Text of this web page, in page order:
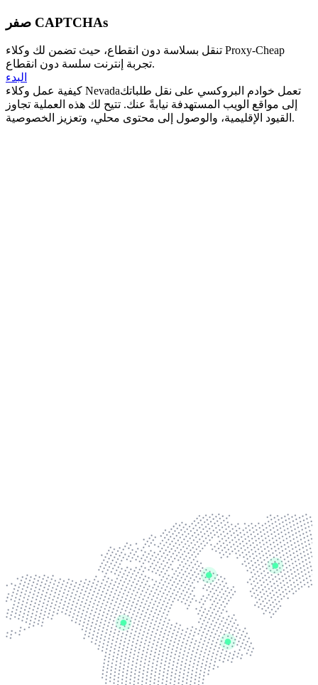
صفر CAPTCHAs
تنقل بسلاسة دون انقطاع، حيث تضمن لك وكلاء Proxy-Cheap
تجربة إنترنت سلسة دون انقطاع.
البدء
كيفية عمل وكلاء Nevadaتعمل خوادم البروكسي على نقل طلباتك
إلى مواقع الويب المستهدفة نيابةً عنك. تتيح لك هذه العملية تجاوز
القيود الإقليمية، والوصول إلى محتوى محلي، وتعزيز الخصوصية.